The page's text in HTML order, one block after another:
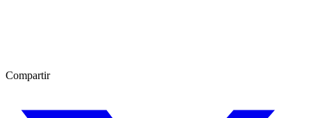
Compartir